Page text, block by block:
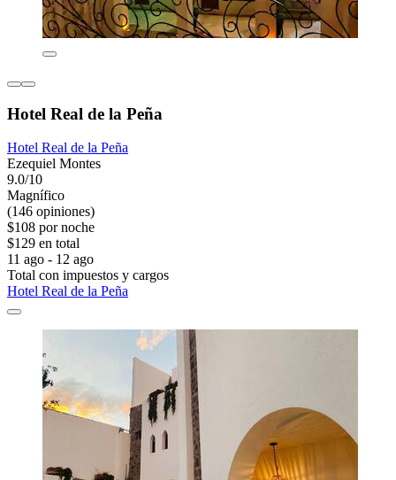
Hotel Real de la Peña
Hotel Real de la Peña
Ezequiel Montes
9.0/10
Magnífico
(146 opiniones)
$108 por noche
$129 en total
11 ago - 12 ago
Total con impuestos y cargos
Hotel Real de la Peña